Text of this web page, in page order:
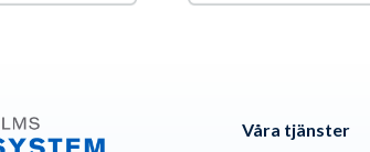
Våra tjänster